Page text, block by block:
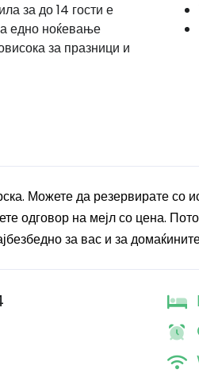
за до 14 гости е
едно ноќевање
за празници и
Можете да резервирате со
одговор на мејл со цена.
за вас и за